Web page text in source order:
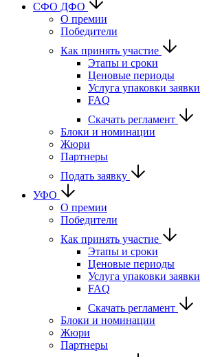
CФО ДФО
О премии
Победители
Как принять участие
Этапы и сроки
Ценовые периоды
Услуга упаковки заявки
FAQ
Скачать регламент
Блоки и номинации
Жюри
Партнеры
Подать заявку
УФО
О премии
Победители
Как принять участие
Этапы и сроки
Ценовые периоды
Услуга упаковки заявки
FAQ
Скачать регламент
Блоки и номинации
Жюри
Партнеры